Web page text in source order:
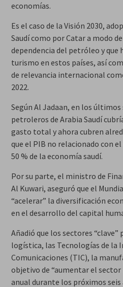
economías.
Es el caso de la Visión 2030,
Saudí como por Catar a modo
dependencia del petróleo y que
turismo en estos países, así
de relevancia internacional
2022.
Según Al Jadaan, en los
petroleros de Arabia Saudí
gasto total y ahora cubren
que el PIB no relacionado con
50 % de la economía saudí.
Por su parte, el ministro de
Al Kuwari, aseguró que el
“acelerar” la diversificación
en el desarrollo del capital
Añadió que los sectores “clave”
logística, las Tecnologías de la
Comunicaciones (TIC), la
objetivo de “aumentar el
anual durante los próximos seis